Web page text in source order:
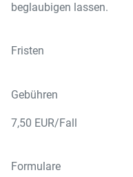
beglaubigen lassen.
Fristen
Gebühren
7,50 EUR/Fall
Formulare